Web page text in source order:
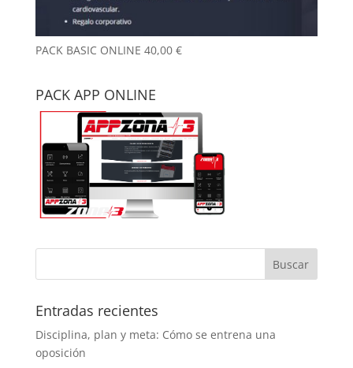
PACK BASIC ONLINE 40,00 €
PACK APP ONLINE
Entradas recientes
Disciplina, plan y meta: Cómo se entrena una
oposición